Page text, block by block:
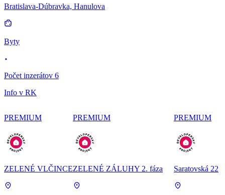
Bratislava-Dúbravka, Hanulova
Byty
Počet inzerátov 6
Info v RK
PREMIUM
ZELENÉ VLČINCE
PREMIUM
ZELENÉ ZÁLUHY 2. fáza
PREMIUM
Saratovská 22